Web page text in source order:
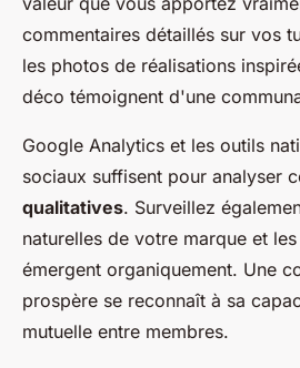
commentaires détaillés sur vos
les photos de réalisations
déco témoignent d'une
Google Analytics et les outils
sociaux suffisent pour analyser
qualitatives. Surveillez
naturelles de votre marque et
émergent organiquement. Une
prospère se reconnaît à sa
mutuelle entre membres.